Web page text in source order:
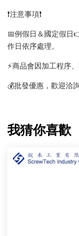
❗️注意事項❗️
📅例假日＆國定假日
作日依序處理。
⚡️商品會因加工程序
💰批發優惠，歡迎洽
我猜你喜歡